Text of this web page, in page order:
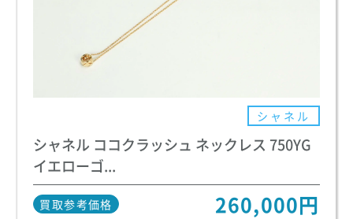
シャネル
シャネル ココクラッシュ ネックレス 750YG
イエローゴ...
買取参考価格 260,000円